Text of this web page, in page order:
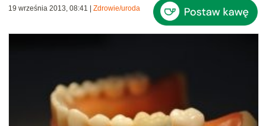
19 września 2013, 08:41 Zdrowie/uroda